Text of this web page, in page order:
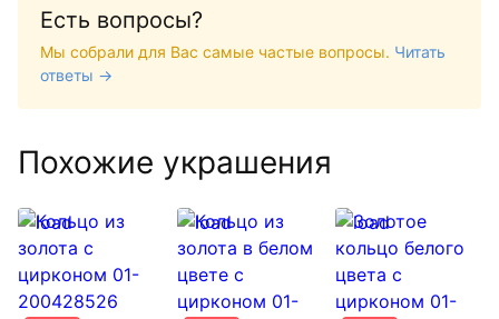
Есть вопросы?
Мы собрали для Вас самые частые вопросы. Читать
ответы →
Похожие украшения